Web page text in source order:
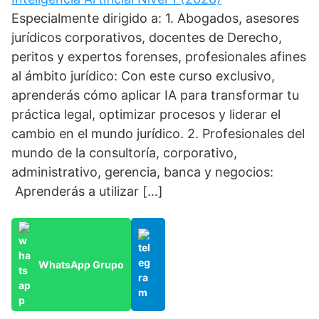
Especialmente dirigido a: 1. Abogados, asesores
jurídicos corporativos, docentes de Derecho,
peritos y expertos forenses, profesionales afines
al ámbito jurídico: Con este curso exclusivo,
aprenderás cómo aplicar IA para transformar tu
práctica legal, optimizar procesos y liderar el
cambio en el mundo jurídico. 2. Profesionales del
mundo de la consultoría, corporativo,
administrativo, gerencia, banca y negocios:
Aprenderás a utilizar […]
WhatsApp Grupo